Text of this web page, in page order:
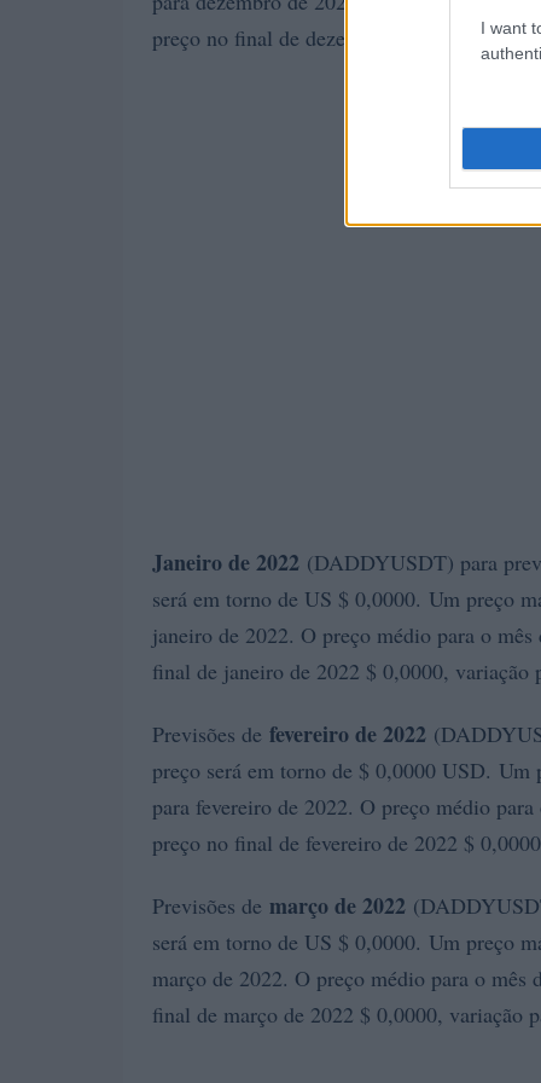
I want
preço no final de dezembro de 2021 $
Janeiro de 2022 (DADDYUSDT) para
será em torno de US $ 0,0000. Um preço
janeiro de 2022. O preço médio para o
final de janeiro de 2022 $ 0,0000, variação
Previsões de fevereiro de 2022
preço será em torno de $ 0,0000 USD.
para fevereiro de 2022. O preço médio
preço no final de fevereiro de 2022 $
Previsões de março de 2022
será em torno de US $ 0,0000. Um preço
março de 2022. O preço médio para o
final de março de 2022 $ 0,0000, variação